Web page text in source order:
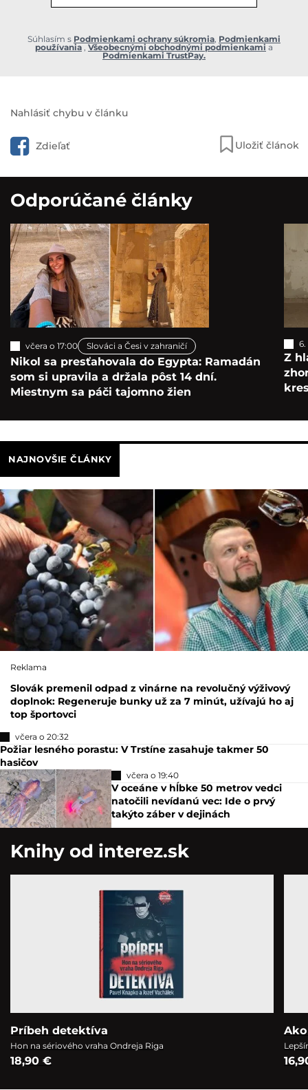
Súhlasím s Podmienkami ochrany súkromia, Podmienkami
používania , Všeobecnými obchodnými podmienkami a
Podmienkami TrustPay.
Nahlásiť chybu v článku
Zdieľať Uložiť článok
Odporúčané články
včera o 17:00 Slováci a Česi v zahraničí
Nikol sa presťahovala do Egypta: Ramadán
som si upravila a držala pôst 14 dní.
Miestnym sa páči tajomno žien
Z
NAJNOVŠIE ČLÁNKY
Reklama
Slovák premenil odpad z vinárne na revolučný výživový
doplnok: Regeneruje bunky už za 7 minút, užívajú ho aj
top športovci
včera o 20:32
Požiar lesného porastu: V Trstíne zasahuje takmer 50
hasičov
včera o 19:40
V oceáne v hĺbke 50 metrov vedci
natočili nevídanú vec: Ide o prvý
takýto záber v dejinách
Knihy od interez.sk
Príbeh detektíva
Hon na sériového vraha Ondreja Riga
18,90 €